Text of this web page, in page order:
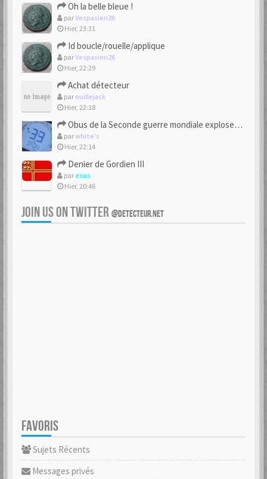
Oh la belle bleue !
parVespasien26
Hier, 23:31
Id boucle/rouelle/applique
parVespasien26
Hier, 22:29
Achat détecteur
par ouillejack
Hier, 22:18
Obus de la Seconde guerre mondiale explosent dans des champs.
parwhite's
Hier, 22:14
Denier de Gordien III
paresus
Hier, 20:46
JOIN US ON TWITTER @DETECTEUR.NET
FAVORIS
Sujets Récents
Messages privés